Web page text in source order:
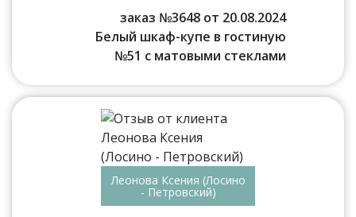
заказ №3648 от 20.08.2024
Белый шкаф-купе в гостиную
№51 с матовыми стеклами
Леонова Ксения (Лосино
- Петровский)